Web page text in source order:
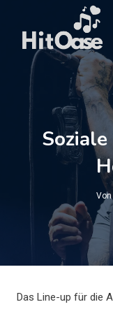
springen
Von
Das Line-up für die